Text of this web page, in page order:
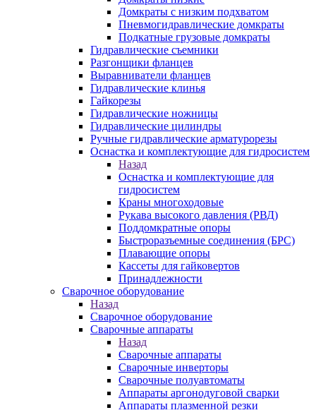
Домкраты с низким подхватом
Пневмогидравлические домкраты
Подкатные грузовые домкраты
Гидравлические съемники
Разгонщики фланцев
Выравниватели фланцев
Гидравлические клинья
Гайкорезы
Гидравлические ножницы
Гидравлические цилиндры
Ручные гидравлические арматурорезы
Оснастка и комплектующие для гидросистем
Назад
Оснастка и комплектующие для
гидросистем
Краны многоходовые
Рукава высокого давления (РВД)
Поддомкратные опоры
Быстроразъемные соединения (БРС)
Плавающие опоры
Кассеты для гайковертов
Принадлежности
Сварочное оборудование
Назад
Сварочное оборудование
Сварочные аппараты
Назад
Сварочные аппараты
Сварочные инверторы
Сварочные полуавтоматы
Аппараты аргонодуговой сварки
Аппараты плазменной резки